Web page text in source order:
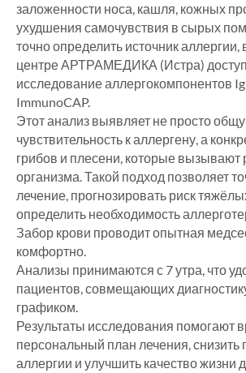
заложенности носа, кашля, кожных
ухудшения самочувствия в сырых
точно определить источник
центре АРТРАМЕДИКА (Истра)
исследование аллергокомпонентов
ImmunoCAP.
Этот анализ выявляет не просто
чувствительность к аллергену, а
грибов и плесени, которые вызывают
организма. Такой подход позволяет
лечение, прогнозировать риск
определить необходимость
Забор крови проводит опытная
комфортно.
Анализы принимаются с 7 утра, что
пациентов, совмещающих
графиком.
Результаты исследования помогают
персональный план лечения, снизить
аллергии и улучшить качество жизни